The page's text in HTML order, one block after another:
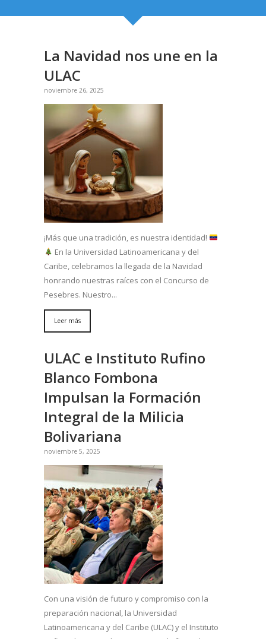
La Navidad nos une en la
ULAC
noviembre 26, 2025
¡Más que una tradición, es nuestra identidad!
En la Universidad Latinoamericana y del
Caribe, celebramos la llegada de la Navidad
honrando nuestras raíces con el Concurso de
Pesebres. Nuestro...
Leer más
ULAC e Instituto Rufino
Blanco Fombona
Impulsan la Formación
Integral de la Milicia
Bolivariana
noviembre 5, 2025
Con una visión de futuro y compromiso con la
preparación nacional, la Universidad
Latinoamericana y del Caribe (ULAC) y el Instituto